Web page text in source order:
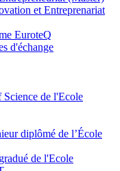
et Entreprenariat
EuroteQ
d'échange
de l'Ecole
diplômé de l’École
de l'Ecole